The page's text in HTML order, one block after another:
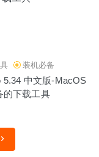
装机必备
5.34 中文版-MacOS
的下载工具